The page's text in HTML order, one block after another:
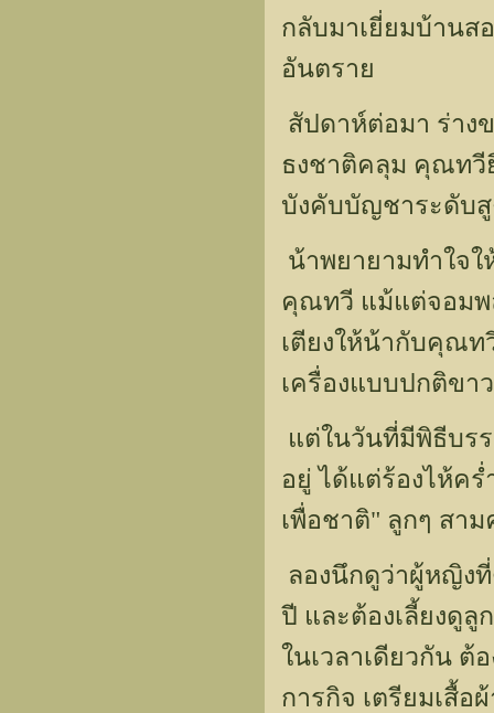
กลับมาเยี่ยมบ้านสอ
อันตราย
สัปดาห์ต่อมา ร่าง
ธงชาติคลุม คุณทวี
บังคับบัญชาระดับ
น้าพยายามทำใจ
คุณทวี แม้แต่จอมพ
เตียงให้น้ากับคุณท
เครื่องแบบปกติขา
แต่ในวันที่มีพิธีบร
อยู่ ได้แต่ร้องไห้ค
เพื่อชาติ" ลูกๆ สา
ลองนึกดูว่าผู้หญิง
ปี และต้องเลี้ยงดู
ในเวลาเดียวกัน ต้
การกิจ เตรียมเสื้อ